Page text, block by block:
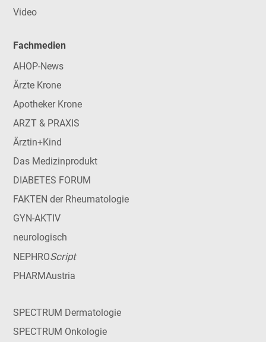
Video
Fachmedien
AHOP-News
Ärzte Krone
Apotheker Krone
ARZT & PRAXIS
Ärztin+Kind
Das Medizinprodukt
DIABETES FORUM
FAKTEN der Rheumatologie
GYN-AKTIV
neurologisch
NEPHROScript
PHARMAustria
SPECTRUM Dermatologie
SPECTRUM Onkologie